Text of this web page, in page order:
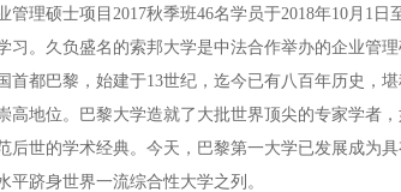
管理硕士项目 2017秋季班46名学员于2018年10月1
习。久负盛名的索邦大学是中法合作举办的企业管
首都巴黎，始建于13世纪，迄今已有八百年历史，
高地位。巴黎大学造就了大批世界顶尖的专家学者
后世的学术经典。今天，巴黎第一大学已发展成为
平跻身世界一流综合性大学之列。